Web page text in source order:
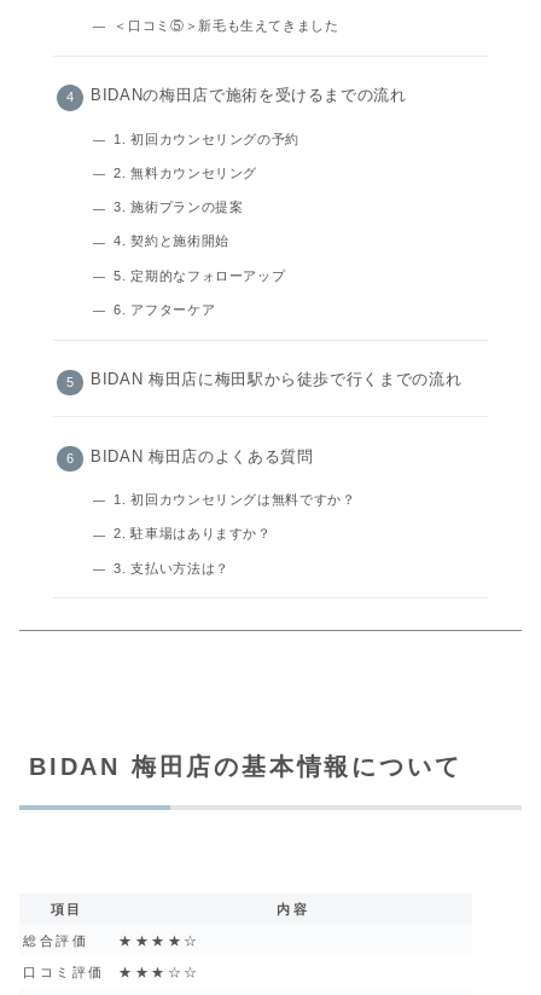
＜口コミ⑤＞新毛も生えてきました
BIDANの梅田店で施術を受けるまでの流れ
1. 初回カウンセリングの予約
2. 無料カウンセリング
3. 施術プランの提案
4. 契約と施術開始
5. 定期的なフォローアップ
6. アフターケア
BIDAN 梅田店に梅田駅から徒歩で行くまでの流れ
BIDAN 梅田店のよくある質問
1. 初回カウンセリングは無料ですか？
2. 駐車場はありますか？
3. 支払い方法は？
BIDAN 梅田店の基本情報について
項目 内容
総合評価 ★★★★☆
口コミ評価 ★★★☆☆